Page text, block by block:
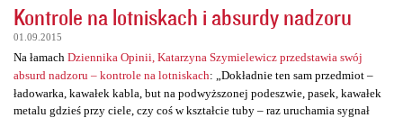
Kontrole na lotniskach i absurdy nadzoru
01.09.2015
Na łamach Dziennika Opinii, Katarzyna Szymielewicz przedstawia swój
absurd nadzoru – kontrole na lotniskach: „Dokładnie ten sam przedmiot –
ładowarka, kawałek kabla, but na podwyższonej podeszwie, pasek, kawałek
metalu gdzieś przy ciele, czy coś w kształcie tuby – raz uruchamia sygnał